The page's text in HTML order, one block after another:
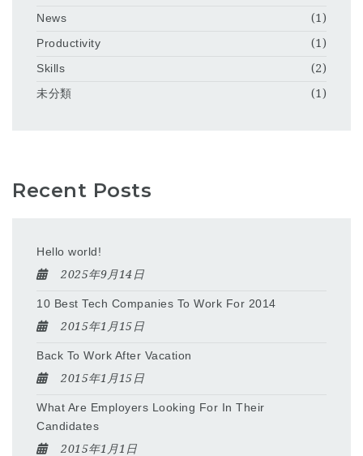
News
(1)
Productivity
(1)
Skills
(2)
未分類
(1)
Recent Posts
Hello world!
2025年9月14日
10 Best Tech Companies To Work For 2014
2015年1月15日
Back To Work After Vacation
2015年1月15日
What Are Employers Looking For In Their
Candidates
2015年1月1日